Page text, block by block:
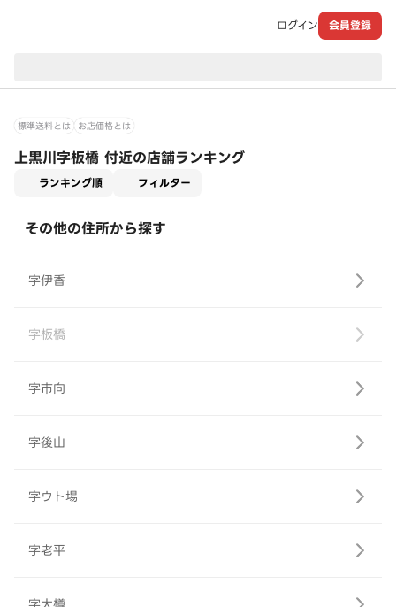
ログイン 会員登録
標準送料とは お店価格とは
上黒川字板橋 付近の店舗ランキング
ランキング順 フィルター
その他の住所から探す
字伊香
字板橋
字市向
字後山
字ウト場
字老平